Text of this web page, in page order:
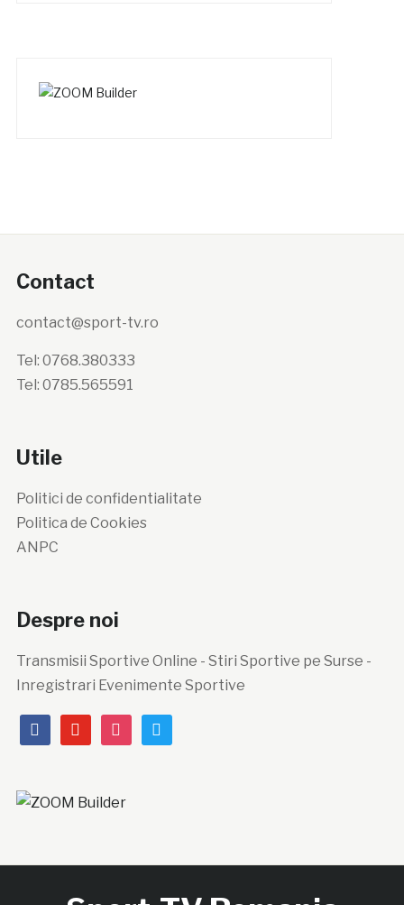
Contact
contact@sport-tv.ro
Tel: 0768.380333
Tel: 0785.565591
Utile
Politici de confidentialitate
Politica de Cookies
ANPC
Despre noi
Transmisii Sportive Online - Stiri Sportive pe Surse -
Inregistrari Evenimente Sportive
facebookyoutubeinstagramtwitter